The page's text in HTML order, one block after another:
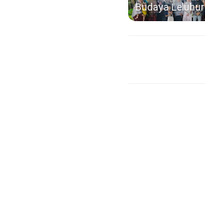
Budaya Leluhur